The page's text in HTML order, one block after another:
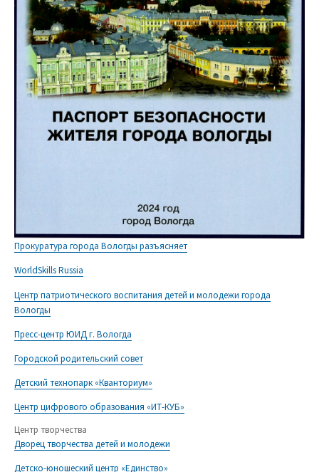
Прокуратура города Вологды разъясняет
WorldSkills Russia
Центр патриотического воспитания детей и молодежи города
Вологды
Пресс-центр ЮИД г. Вологда
Городской родительский совет
Детский технопарк «Кванториум»
Центр цифрового образования «ИТ-КУБ»
Центр творчества
Дворец творчества детей и молодежи
Детско-юношеский центр «Единство»